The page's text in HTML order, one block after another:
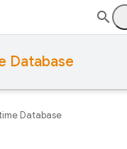
Database
Database